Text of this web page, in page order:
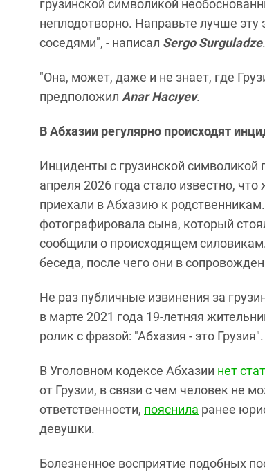
грузинской символикой
неплодотворно. Направьте лучше
соседями", - написал Sergo Surguladze.
"Она, может, даже и не знает, где
предположил Anar Hacıyev.
В Абхазии регулярно происходят
Инциденты с грузинской символикой
апреля 2026 года стало известно,
приехали в Абхазию к
фотографировала сына, который
сообщили о происходящем
беседа, после чего они в
Не раз публичные извинения за
в марте 2021 года 19-летняя
ролик с фразой: "Абхазия - это Грузия".
В Уголовном кодексе Абхазии нет
от Грузии, в связи с чем человек не
ответственности, пояснила ранее
девушки.
Болезненное восприятие подобных